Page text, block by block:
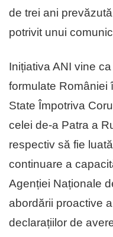
de trei ani
potrivit unui
Inițiativa ANI vine
formulate României
State Împotriva
celei de-a Patra a
respectiv să fie
continuare a
Agenției Naționale
abordării proactive
declarațiilor de